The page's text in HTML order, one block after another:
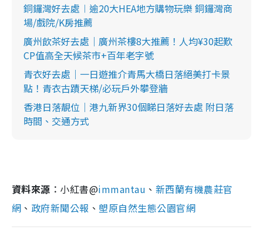
銅鑼灣好去處︱逾20大HEA地方購物玩樂 銅鑼灣商
場/戲院/K房推薦
廣州飲茶好去處｜廣州茶樓8大推薦！人均¥30起歎
CP值高全天候茶市+百年老字號
青衣好去處｜一日遊推介青馬大橋日落絕美打卡景
點！青衣古蹟天梯/必玩戶外攀登牆
香港日落靚位｜港九新界30個睇日落好去處 附日落
時間、交通方式
資料來源︰ 小紅書@immantau 、 新西蘭有機農莊官
網 、 政府新聞公報 、 塱原自然生態公園官網